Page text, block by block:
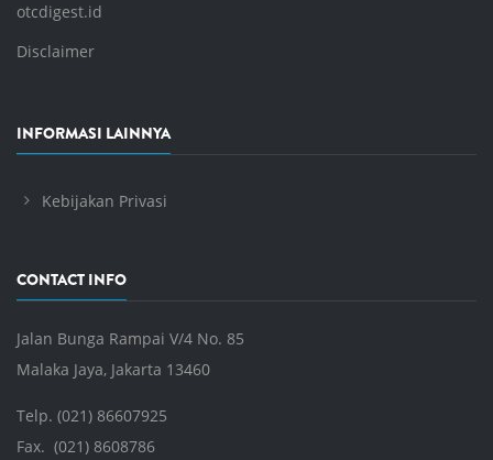
otcdigest.id
Disclaimer
INFORMASI LAINNYA
Kebijakan Privasi
CONTACT INFO
Jalan Bunga Rampai V/4 No. 85
Malaka Jaya, Jakarta 13460
Telp. (021) 86607925
Fax. (021) 8608786